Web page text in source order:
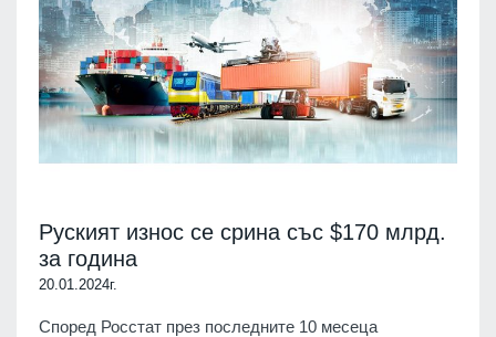
Руският износ се срина със $170 млрд.
за година
20.01.2024г.
Според Росстат през последните 10 месеца